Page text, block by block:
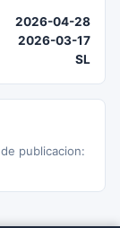
2026-04-28
2026-03-17
SL
publicacion: